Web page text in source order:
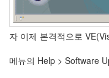
자 이제 본격적으로
메뉴의 Help > Software
진
6
테
라